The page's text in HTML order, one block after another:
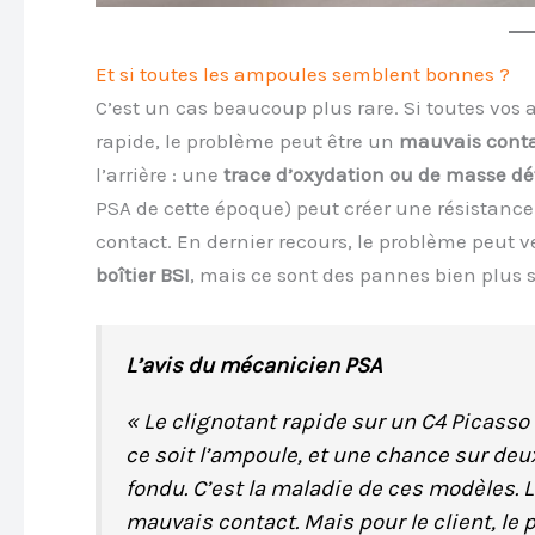
Et si toutes les ampoules semblent bonnes ?
C’est un cas beaucoup plus rare. Si toutes
rapide, le problème peut être un mauvais
l’arrière : une trace d’oxydation ou de masse
PSA de cette époque) peut créer une
contact. En dernier recours, le problème peut
boîtier BSI, mais ce sont des pannes bien plus
L’avis du mécanicien PSA
« Le clignotant rapide sur un C4
ce soit l’ampoule, et une chance sur
fondu. C’est la maladie de ces
mauvais contact. Mais pour le client, le